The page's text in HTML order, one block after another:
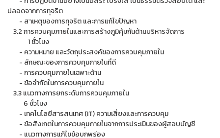
ปลอดจากการทุจริต
- สาเหตุของการทุจริต และการแก้ไขปัญหา
3.2 การควบคุมภายในและการสร้างภูมิคุ้มกันด้านบริหารจัดการ
1 ชั่วโมง
- ความหมาย และวัตถุประสงค์ของการควบคุมภายใน
- ลักษณะของการควบคุมภายในที่ดี
- การควบคุมภายในเฉพาะด้าน
- ข้อจำกัดในการควบคุมภายใน
3.3 แนวทางการยกระดับการควบคุมภายใน
6 ชั่วโมง
- เทคโนโลยีสารสนเทศ (IT) ความเสี่ยงและการควบคุม
- ข้อสังเกตในการควบคุมภายในจากการประเมินของผู้สอบบัญชี
- แนวทางการแก้ไขข้อบกพร่อง